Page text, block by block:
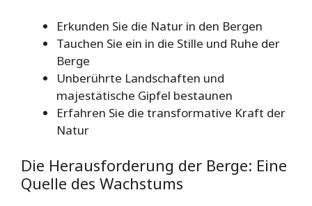
Erkunden Sie die Natur in den Bergen
Tauchen Sie ein in die Stille und Ruhe der
Berge
Unberührte Landschaften und
majestätische Gipfel bestaunen
Erfahren Sie die transformative Kraft der
Natur
Die Herausforderung der Berge: Eine
Quelle des Wachstums